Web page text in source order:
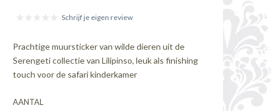
Schrijf je eigen review
Prachtige muursticker van wilde dieren uit de
Serengeti collectie van Lilipinso, leuk als finishing
touch voor de safari kinderkamer
AANTAL